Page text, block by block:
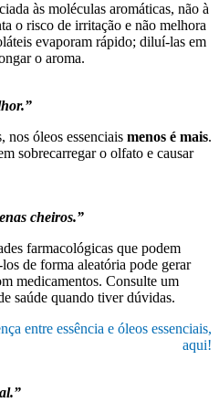
às moléculas aromáticas, não à
o risco de irritação e não melhora
evaporam rápido; diluí-las em
o aroma.
nos óleos essenciais menos é mais.
sobrecarregar o olfato e causar
cheiros.”
farmacológicas que podem
de forma aleatória pode gerar
medicamentos. Consulte um
saúde quando tiver dúvidas.
entre essência e óleos essenciais,
aqui!